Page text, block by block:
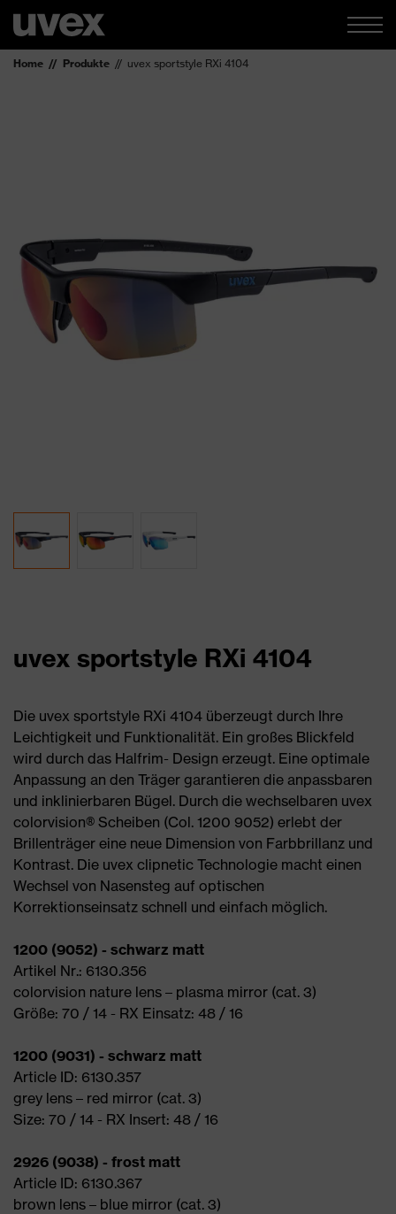
Home Produkte uvex sportstyle RXi 4104
uvex sportstyle RXi 4104
Die uvex sportstyle RXi 4104 überzeugt durch Ihre
Leichtigkeit und Funktionalität. Ein großes Blickfeld
wird durch das Halfrim- Design erzeugt. Eine optimale
Anpassung an den Träger garantieren die anpassbaren
und inklinierbaren Bügel. Durch die wechselbaren uvex
colorvision® Scheiben (Col. 1200 9052) erlebt der
Brillenträger eine neue Dimension von Farbbrillanz und
Kontrast. Die uvex clipnetic Technologie macht einen
Wechsel von Nasensteg auf optischen
Korrektionseinsatz schnell und einfach möglich.
1200 (9052) - schwarz matt
Artikel Nr.: 6130.356
colorvision nature lens – plasma mirror (cat. 3)
Größe: 70 / 14 - RX Einsatz: 48 / 16
1200 (9031) - schwarz matt
Article ID: 6130.357
grey lens – red mirror (cat. 3)
Size: 70 / 14 - RX Insert: 48 / 16
2926 (9038) - frost matt
Article ID: 6130.367
brown lens – blue mirror (cat. 3)